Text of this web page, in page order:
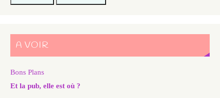
A VOIR
Bons Plans
Et la pub, elle est où ?